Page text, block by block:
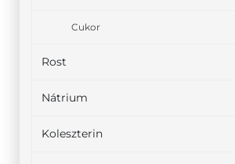
Cukor
Rost
Nátrium
Koleszterin